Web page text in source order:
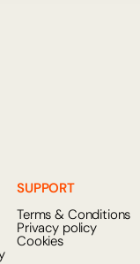
SUPPORT
Terms & Conditions
Privacy policy
Cookies